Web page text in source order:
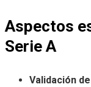
Aspectos
Serie A
Validación